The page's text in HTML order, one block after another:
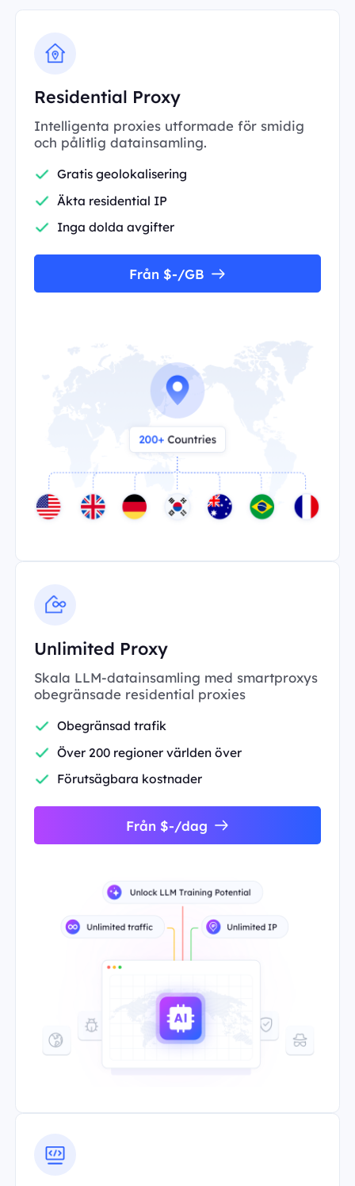
Residential Proxy
Intelligenta proxies utformade för smidig
och pålitlig datainsamling.
Gratis geolokalisering
Äkta residential IP
Inga dolda avgifter
Från $-/GB
Unlimited Proxy
Skala LLM-datainsamling med smartproxys
obegränsade residential proxies
Obegränsad trafik
Över 200 regioner världen över
Förutsägbara kostnader
Från $-/dag